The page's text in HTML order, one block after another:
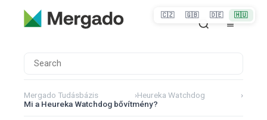
Mergado Tudásbázis ›Heureka Watchdog
›
Mi a Heureka Watchdog bővítmény?
🇨🇿 🇬🇧 🇩🇪 🇭🇺